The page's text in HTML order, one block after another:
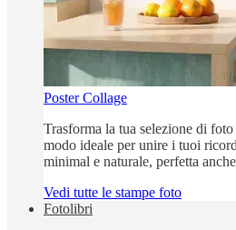
Poster Collage
Trasforma la tua selezione di
modo ideale per unire i tuoi
minimal e naturale, perfetta
Vedi tutte le stampe foto
Fotolibri